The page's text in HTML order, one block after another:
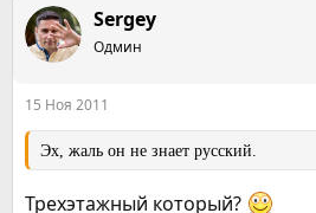
к
ц
и
Sergey
Одмин
15 Ноя 2011
Эх, жаль он не знает русский.
Трехэтажный который?